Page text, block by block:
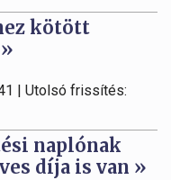
kötött
| Utolsó frissítés:
naplónak
díja is van »